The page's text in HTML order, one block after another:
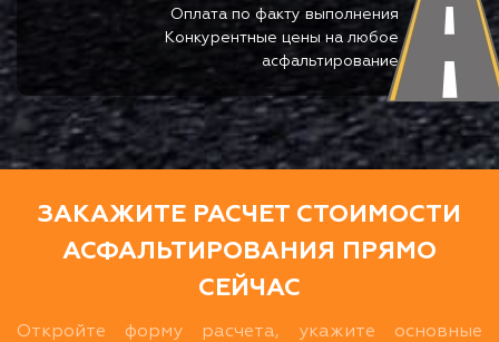
Оплата по факту выполнения
Конкурентные цены на любое
асфальтирование
ЗАКАЖИТЕ РАСЧЕТ СТОИМОСТИ
АСФАЛЬТИРОВАНИЯ ПРЯМО
СЕЙЧАС
Откройте форму расчета, укажите основные